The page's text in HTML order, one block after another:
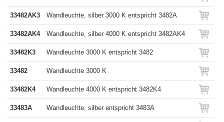
33482AK3 Wandleuchte, silber 3000 K entspricht 3482A
33482AK4 Wandleuchte, silber 4000 K entspricht 3482AK4
33482K3 Wandleuchte 3000 K entspricht 3482
33482 Wandleuchte 3000 K
33482K4 Wandleuchte 4000 K entspricht 3482K4
33483A Wandleuchte, silber entspricht 3483A